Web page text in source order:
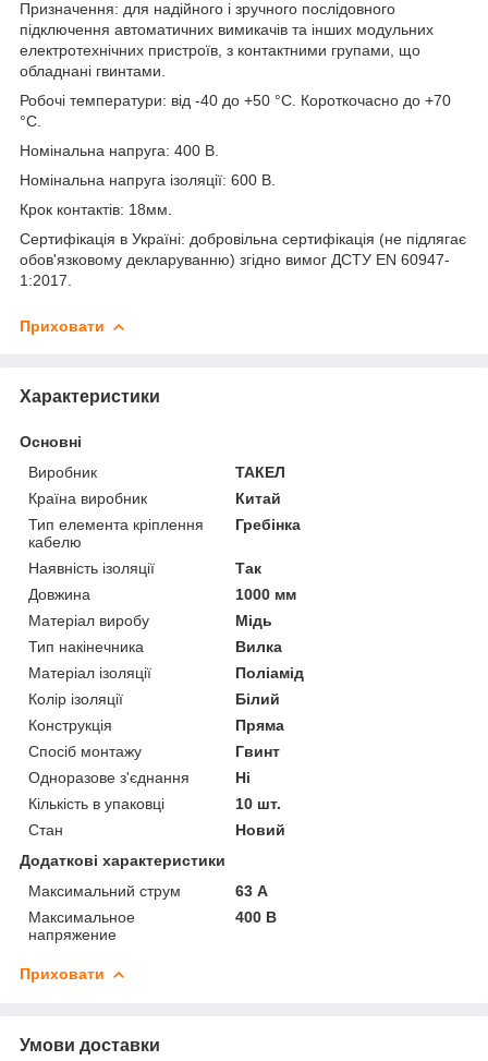
Призначення: для надійного і зручного послідовного
підключення автоматичних вимикачів та інших модульних
електротехнічних пристроїв, з контактними групами, що
обладнані гвинтами.
Робочі температури: від -40 до +50 °С. Короткочасно до +70
°С.
Номінальна напруга: 400 В.
Номінальна напруга ізоляції: 600 В.
Крок контактів: 18мм.
Сертифікація в Україні: добровільна сертифікація (не підлягає
обов'язковому декларуванню) згідно вимог ДСТУ EN 60947-
1:2017.
Приховати
Характеристики
Основні
Виробник
ТАКЕЛ
Країна виробник
Китай
Тип елемента кріплення
кабелю
Гребінка
Наявність ізоляції
Так
Довжина
1000 мм
Матеріал виробу
Мідь
Тип накінечника
Вилка
Матеріал ізоляції
Поліамід
Колір ізоляції
Білий
Конструкція
Пряма
Спосіб монтажу
Гвинт
Одноразове з'єднання
Ні
Кількість в упаковці
10 шт.
Стан
Новий
Додаткові характеристики
Максимальний струм
63 А
Максимальное
напряжение
400 В
Приховати
Умови доставки